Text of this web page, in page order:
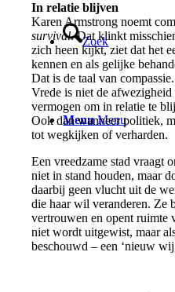
Zoek
Menu Menu
In relatie blijven
Karen Armstrong noemt
survival. Dat klinkt
zich heen kijkt, ziet dat het
kennen en als gelijke
Dat is de taal van
Vrede is niet de
vermogen om in relatie te
Ook dan wanneer politiek,
tot wegkijken of verharden.
Een vreedzame stad vraagt
niet in stand houden, maar
daarbij geen vlucht uit de
die haar wil veranderen. Ze
vertrouwen en opent ruimte
niet wordt uitgewist, maar
beschouwd – een ‘nieuw